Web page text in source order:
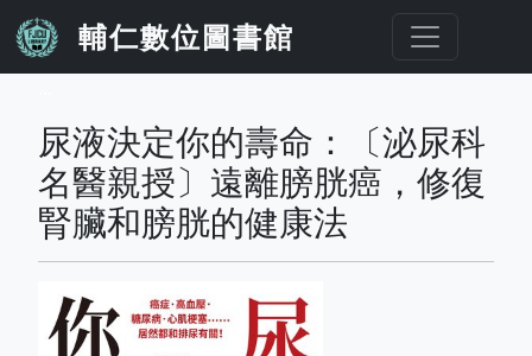
移至主內容
輔仁數位圖書館
尿液決定你的壽命：〔泌尿科
名醫親授〕遠離膀胱癌，修復
腎臟和膀胱的健康法